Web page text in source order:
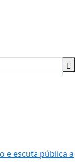
e escuta pública a